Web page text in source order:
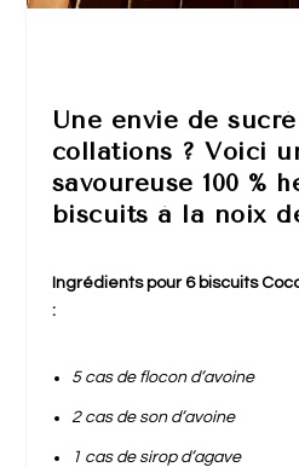
Une envie de
collations ? Voici
savoureuse 100 %
biscuits à la noix
Ingrédients pour 6 biscuits
:
5 cas de flocon d’avoine
2 cas de son d’avoine
1 cas de sirop d’agave